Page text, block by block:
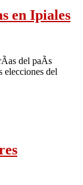
en Ipiales
del paÃ­s
elecciones del